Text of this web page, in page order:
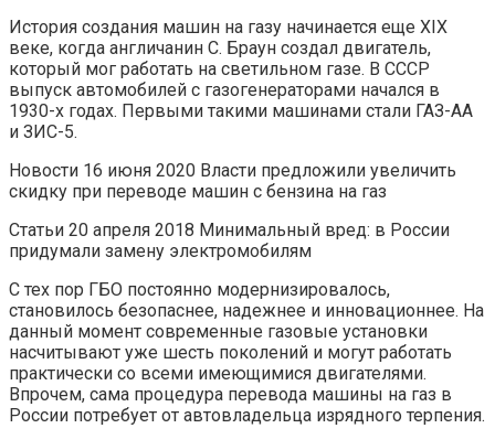
История создания машин на газу начинается еще XIX
веке, когда англичанин С. Браун создал двигатель,
который мог работать на светильном газе. В СССР
выпуск автомобилей с газогенераторами начался в
1930-х годах. Первыми такими машинами стали ГАЗ-АА
и ЗИС-5.
Новости 16 июня 2020 Власти предложили увеличить
скидку при переводе машин с бензина на газ
Статьи 20 апреля 2018 Минимальный вред: в России
придумали замену электромобилям
С тех пор ГБО постоянно модернизировалось,
становилось безопаснее, надежнее и инновационнее. На
данный момент современные газовые установки
насчитывают уже шесть поколений и могут работать
практически со всеми имеющимися двигателями.
Впрочем, сама процедура перевода машины на газ в
России потребует от автовладельца изрядного терпения.